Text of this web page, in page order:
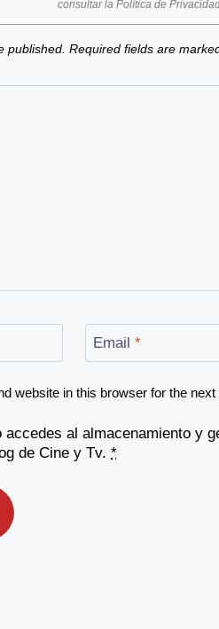
consultar la Política de
published. Required fields are
Email *
website in this browser for the
al almacenamiento y
de Cine y Tv.*